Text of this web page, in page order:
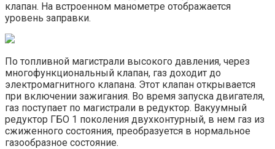
клапан. На встроенном манометре отображается
уровень заправки.
По топливной магистрали высокого давления, через
многофункциональный клапан, газ доходит до
электромагнитного клапана. Этот клапан открывается
при включении зажигания. Во время запуска двигателя,
газ поступает по магистрали в редуктор. Вакуумный
редуктор ГБО 1 поколения двухконтурный, в нем газ из
сжиженного состояния, преобразуется в нормальное
газообразное состояние.